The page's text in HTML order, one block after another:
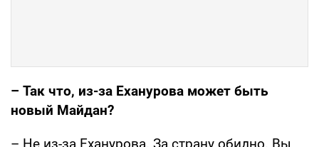
– Так что, из-за Еханурова может быть
новый Майдан?
– Не из-за Еханурова. За страну обидно. Вы